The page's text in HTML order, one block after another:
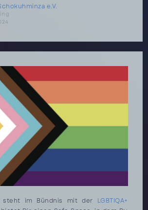
e.V.
steht im Bündnis mit der LGBTIQA+